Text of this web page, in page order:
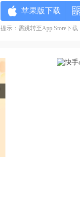
苹果版下载
提示：需跳转至App Store下载